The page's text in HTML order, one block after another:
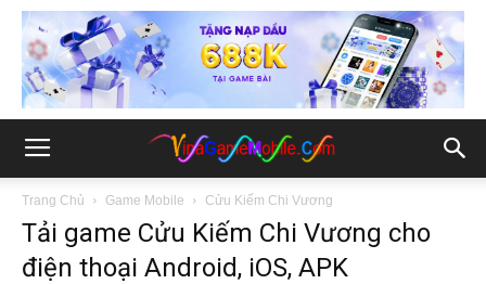
Trang Chủ Game Mobile Cửu Kiếm Chi Vương
Tải game Cửu Kiếm Chi Vương cho
điện thoại Android, iOS, APK